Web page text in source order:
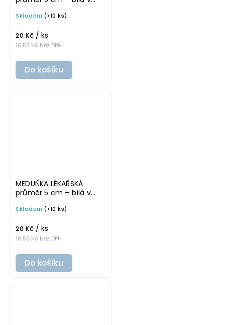
omyvatelná samolepka
Skladem (>10 ks)
16,53 Kč bez DPH
20 Kč / ks
Do košíku
MEDUŇKA LÉKAŘSKÁ
průměr 5 cm – bílá v
omyvatelná samolepka
Skladem (>10 ks)
16,53 Kč bez DPH
20 Kč / ks
Do košíku